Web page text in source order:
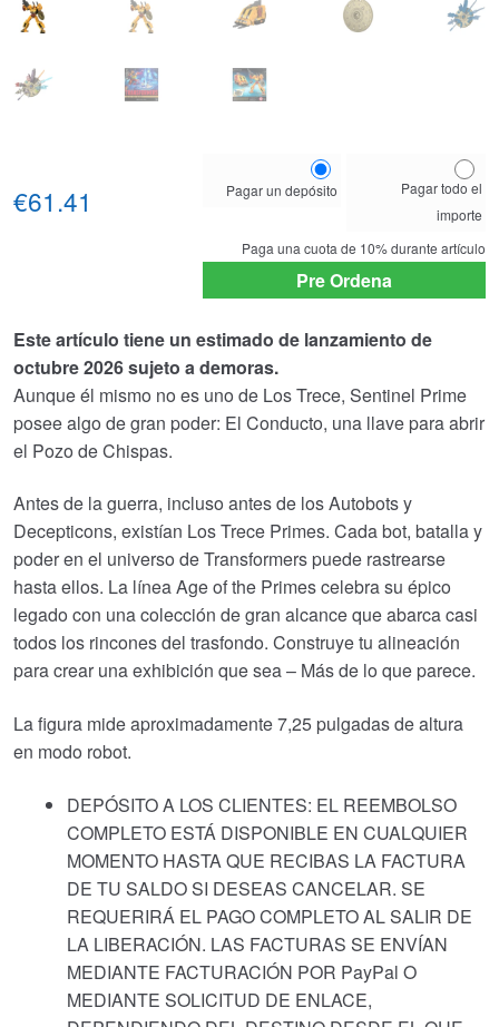
your
option
Pagar un depósito
Pagar todo el
importe
Paga una cuota de 10%durante artículo
Pre Ordena
€61.41
Este artículo tiene un estimado de lanzamiento de
octubre 2026 sujeto a demoras.
Aunque él mismo no es uno de Los Trece, Sentinel Prime
posee algo de gran poder: El Conducto, una llave para abrir
el Pozo de Chispas.
Antes de la guerra, incluso antes de los Autobots y
Decepticons, existían Los Trece Primes. Cada bot, batalla y
poder en el universo de Transformers puede rastrearse
hasta ellos. La línea Age of the Primes celebra su épico
legado con una colección de gran alcance que abarca casi
todos los rincones del trasfondo. Construye tu alineación
para crear una exhibición que sea – Más de lo que parece.
La figura mide aproximadamente 7,25 pulgadas de altura
en modo robot.
DEPÓSITO A LOS CLIENTES: EL REEMBOLSO
COMPLETO ESTÁ DISPONIBLE EN CUALQUIER
MOMENTO HASTA QUE RECIBAS LA FACTURA
DE TU SALDO SI DESEAS CANCELAR. SE
REQUERIRÁ EL PAGO COMPLETO AL SALIR DE
LA LIBERACIÓN. LAS FACTURAS SE ENVÍAN
MEDIANTE FACTURACIÓN POR PayPal O
MEDIANTE SOLICITUD DE ENLACE,